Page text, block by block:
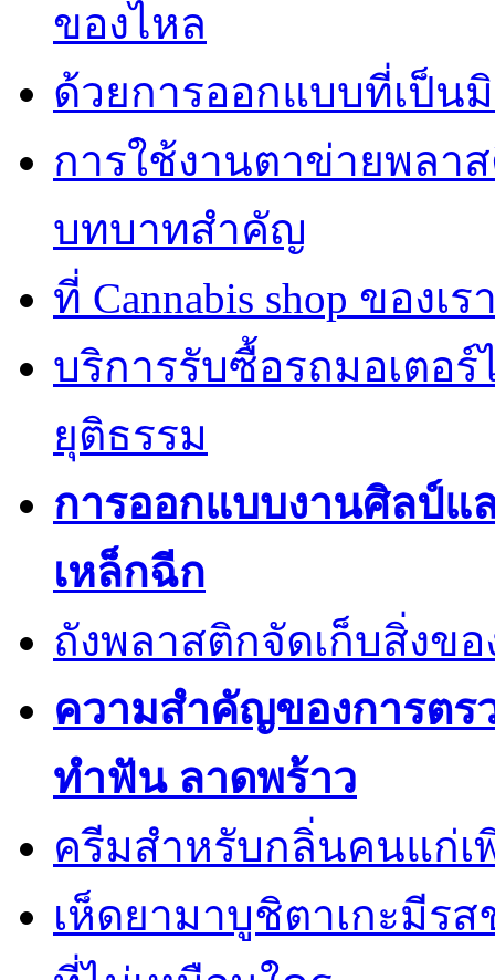
ของไหล
ด้วยการออกแบบที่เป็นมิ
การใช้งานตาข่ายพลา
บทบาทสำคัญ
ที่ Cannabis shop ของ
บริการรับซื้อรถมอเตอ
ยุติธรรม
การออกแบบงานศิลป์แ
เหล็กฉีก
ถังพลาสติกจัดเก็บสิ่งข
ความสำคัญของการต
ทำฟัน ลาดพร้าว
ครีมสำหรับกลิ่นคนแก่
เห็ดยามาบูชิตาเกะมีร